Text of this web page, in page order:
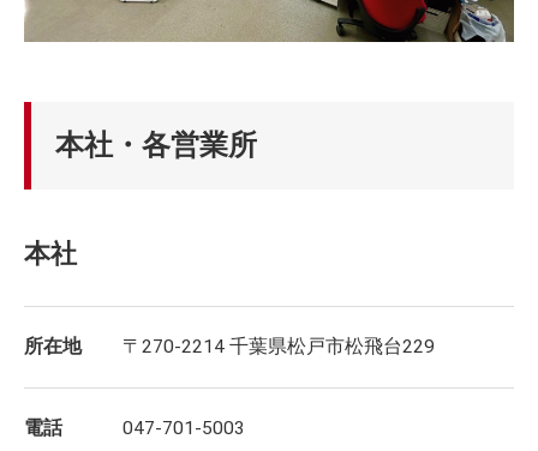
本社・各営業所
本社
所在地 〒270-2214 千葉県松戸市松飛台229
電話 047-701-5003